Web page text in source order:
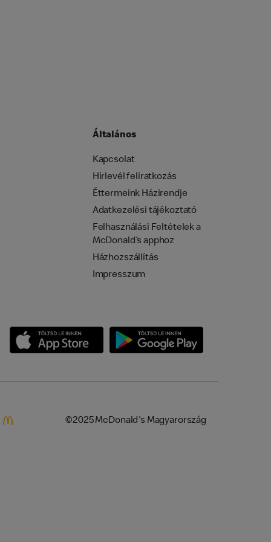
Általános
Kapcsolat
Hírlevél feliratkozás
Éttermeink Házirendje
Adatkezelési tájékoztató
Felhasználási Feltételek a
McDonald’s apphoz
Házhozszállítás
Impresszum
©2025 McDonald's Magyarország